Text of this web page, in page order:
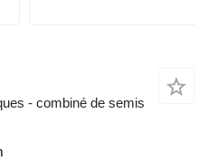
- combiné de semis